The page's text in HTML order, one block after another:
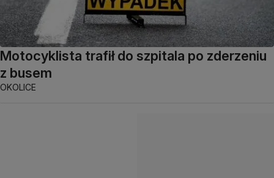
Motocyklista trafił do szpitala po zderzeniu
z busem
OKOLICE